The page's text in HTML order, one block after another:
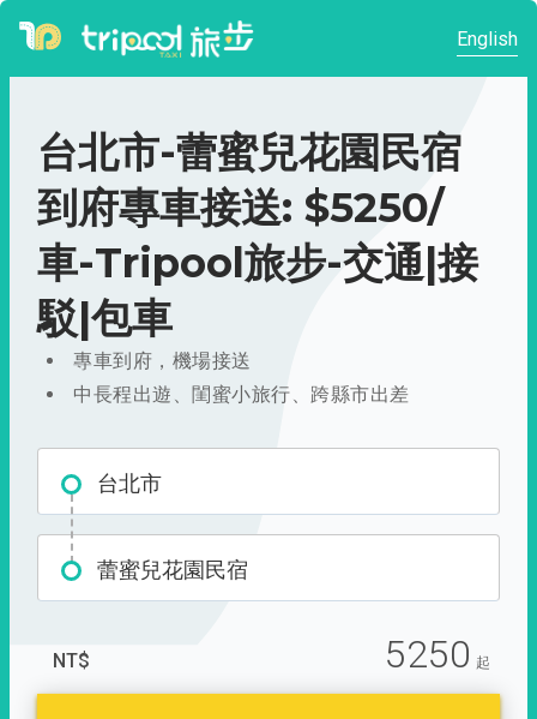
English
台北市-蕾蜜兒花園民宿
到府專車接送: $5250/
車-Tripool旅步-交通|接
駁|包車
專車到府，機場接送
中長程出遊、閨蜜小旅行、跨縣市出差
台北市
蕾蜜兒花園民宿
NT$ 5250 起